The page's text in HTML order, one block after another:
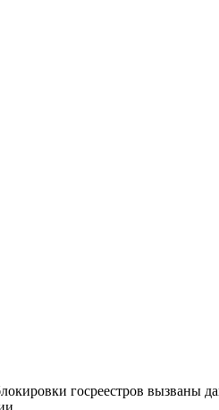
госреестров вызваны